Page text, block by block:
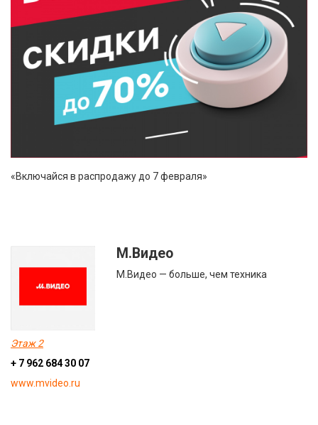
«Включайся в распродажу до 7 февраля»
М.Видео
М.Видео — больше, чем техника
Этаж 2
+ 7 962 684 30 07
www.mvideo.ru